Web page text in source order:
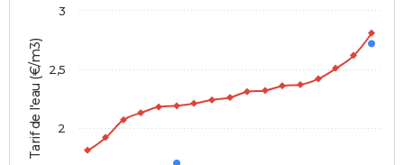
Tarif de l'eau (€/m3) 2
2,5
3